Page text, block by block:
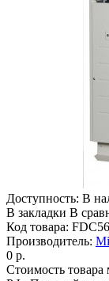
Доступность: В
В закладки В
Код товара:
Производитель:
0 р.
Стоимость товара